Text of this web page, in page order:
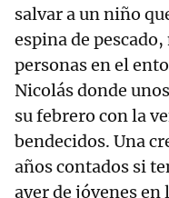
salvar a un niño
espina de
personas en el
Nicolás donde
su febrero con la
bendecidos. Una
años contados si
ayer de jóvenes en